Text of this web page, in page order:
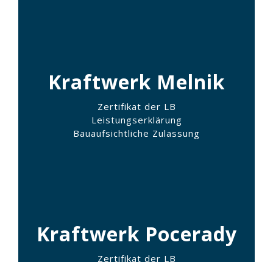
Kraftwerk Melnik
Zertifikat der LB
Leistungserklärung
Bauaufsichtliche Zulassung
Kraftwerk Pocerady
Zertifikat der LB